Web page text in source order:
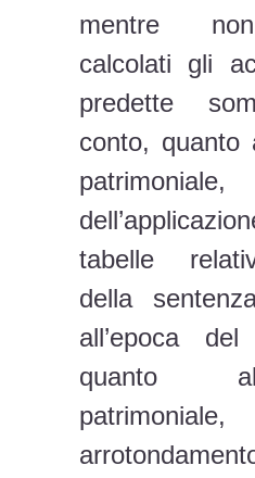
mentre
calcolati gli
predette
conto, quanto
patrimoniale,
tabelle
della
all’epoca
quanto
patrimoniale,